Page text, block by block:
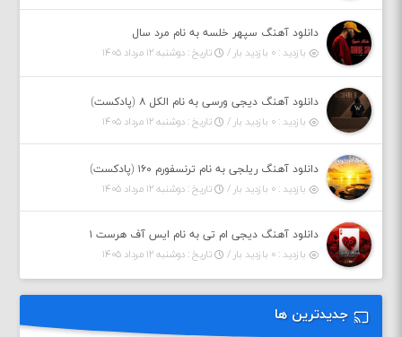
دانلود آهنگ سپهر خلسه به نام مرد سال
بازدید : ۰ بازدید بار /
تاریخ : دوشنبه ۱۲ مرداد ۱۴۰۵
دانلود آهنگ دیجی ورسی به نام الکل ۸ (پادکست)
بازدید : ۰ بازدید بار /
تاریخ : دوشنبه ۱۲ مرداد ۱۴۰۵
دانلود آهنگ ریلجی به نام ترنسفورم ۱۶۰ (پادکست)
بازدید : ۰ بازدید بار /
تاریخ : دوشنبه ۱۲ مرداد ۱۴۰۵
دانلود آهنگ دیجی ام تی به نام ایس آف هرست ۱
بازدید : ۰ بازدید بار /
تاریخ : دوشنبه ۱۲ مرداد ۱۴۰۵
جدیدترین ها